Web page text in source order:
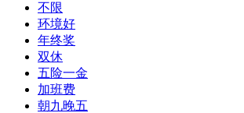
不限
环境好
年终奖
双休
五险一金
加班费
朝九晚五